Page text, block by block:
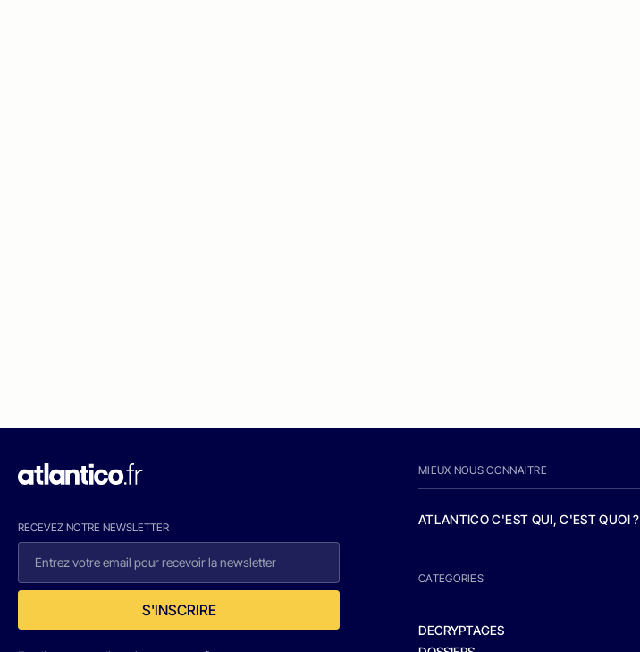
RECEVEZ NOTRE NEWSLETTER
S'INSCRIRE
MIEUX NOUS CONNAITRE
ATLANTICO C'EST QUI, C'EST QUOI ?
CATEGORIES
DECRYPTAGES